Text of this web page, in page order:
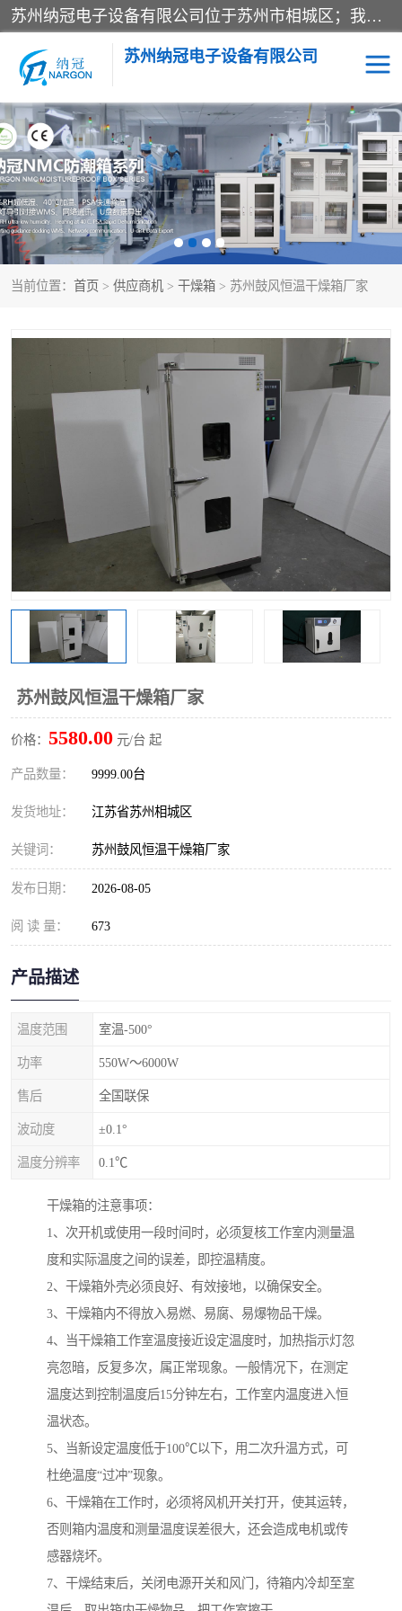
苏州纳冠电子设备有限公司位于苏州市相城区；我司依托国外先进技术结合国内用户的需求，为客户提供具有WMS功能的超低湿快速除湿电子防潮，压缩空气连续干燥柜、智能物料管理氮气储物柜、自制氮氮气柜、防潮氮气组合柜、不锈钢洁净氮气柜、洁净储物柜、石墨舟柜、亮灯导引丝网板存储柜、PCB柔性板气密干燥柜等
苏州纳冠电子设备有限公司
当前位置： 首页 > 供应商机 > 干燥箱 > 苏州鼓风恒温干燥箱厂家
苏州鼓风恒温干燥箱厂家
价格： 5580.00 元/台 起
产品数量： 9999.00台
发货地址： 江苏省苏州相城区
关键词： 苏州鼓风恒温干燥箱厂家
发布日期： 2026-08-05
阅 读 量： 673
产品描述
温度范围 室温-500°
功率 550W～6000W
售后 全国联保
波动度 ±0.1°
温度分辨率 0.1℃
干燥箱的注意事项：
1、次开机或使用一段时间时，必须复核工作室内测量温
度和实际温度之间的误差，即控温精度。
2、干燥箱外壳必须良好、有效接地，以确保安全。
3、干燥箱内不得放入易燃、易腐、易爆物品干燥。
4、当干燥箱工作室温度接近设定温度时，加热指示灯忽
亮忽暗，反复多次，属正常现象。一般情况下，在测定
温度达到控制温度后15分钟左右，工作室内温度进入恒
温状态。
5、当新设定温度低于100℃以下，用二次升温方式，可
杜绝温度“过冲”现象。
6、干燥箱在工作时，必须将风机开关打开，使其运转，
否则箱内温度和测量温度误差很大，还会造成电机或传
感器烧坏。
7、干燥结束后，关闭电源开关和风门，待箱内冷却至室
电子防潮箱 氮气柜
智能料架 干燥箱